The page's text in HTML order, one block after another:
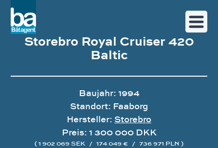
Storebro Royal Cruiser 420
Baltic
Baujahr: 1994
Standort: Faaborg
Hersteller: Storebro
Preis: 1 300 000 DKK
( 1 902 069 SEK / 174 049 € / 736 971 PLN )